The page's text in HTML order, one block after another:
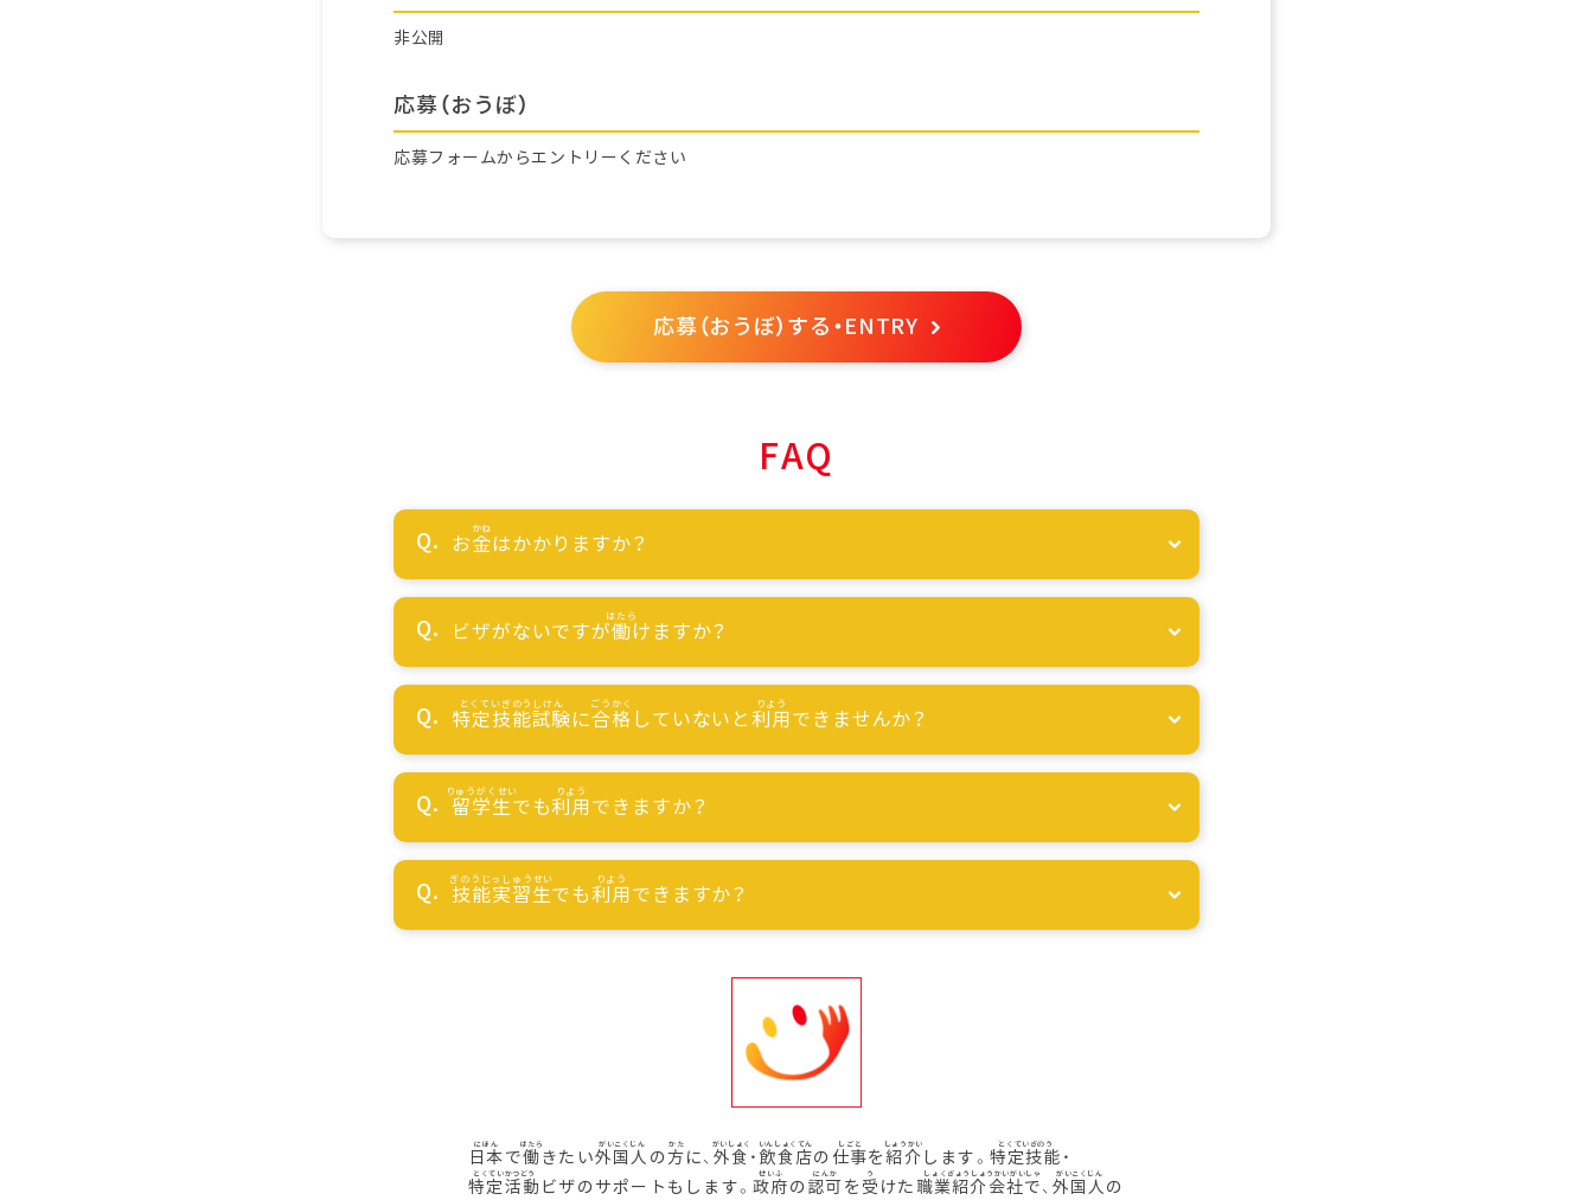
非公開
応募（おうぼ）
応募フォームからエントリーください
応募（おうぼ）する・ENTRY
FAQ
お金はかかりますか？
ビザがないですが働けますか？
特定技能試験に合格 していないと利用できませんか？
留学生でも利用できますか？
技能実習生でも利用できますか？
日本で働きたい外国人 の方に、 外食 ・ 飲食店の 仕事を紹介 します。 特定技能 ・
特定活動 ビザのサポートもします。政府の 認可を受 けた 職業紹介会社で、 外国人の